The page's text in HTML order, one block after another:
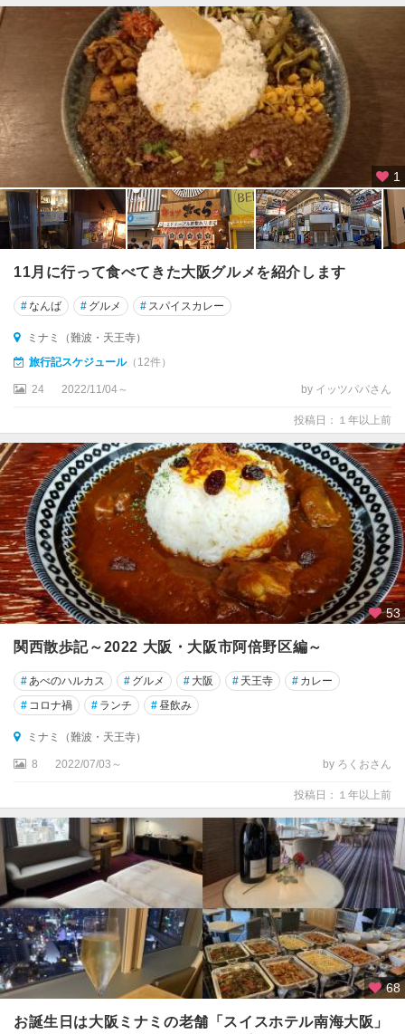
・
阪
・
八
尾
高
槻
茨
・
寝
川
・
伊
丹
空
港
・
豊
中
・
吹
箕
面
・
能
西
空
港
・
堺
・
岸
和
田
富
田
1
11月に行って食べてきた大阪グルメを紹介します
#なんば # グルメ # スパイスカレー
ミナミ（難波・天王寺）
旅行記スケジュール（12件）
24 2022/11/04～ by イッツパパさん
投稿日：１年以上前
53
関西散歩記～2022 大阪・大阪市阿倍野区編～
# あべのハルカス # グルメ # 大阪 # 天王寺 # カレー
# コロナ禍 # ランチ #昼飲み
ミナミ（難波・天王寺）
8 2022/07/03～ by ろくおさん
投稿日：１年以上前
68
お誕生日は大阪ミナミの老舗「スイスホテル南海大阪」